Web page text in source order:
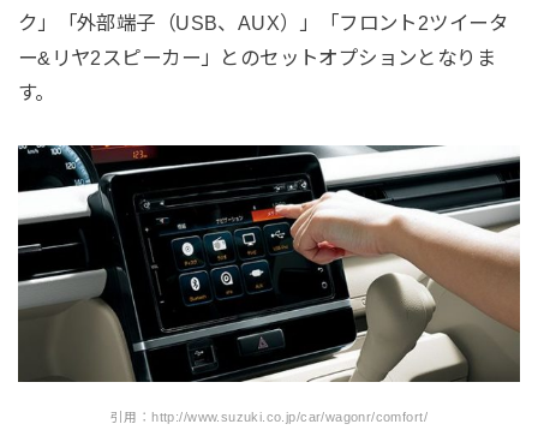
ク」「外部端子（USB、AUX）」「フロント2ツイータ
ー&リヤ2スピーカー」とのセットオプションとなりま
す。
引用：http://www.suzuki.co.jp/car/wagonr/comfort/